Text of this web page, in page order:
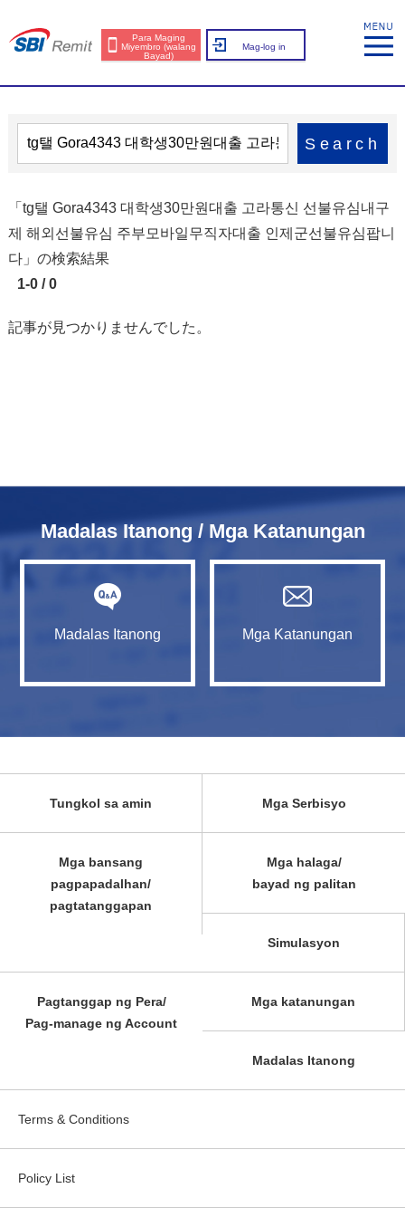
Para Maging
Miyembro (walang
Bayad)
Mag-log in
Search
「tg탤 Gora4343 대학생30만원대출 고라통신 선불유심내구
제 해외선불유심 주부모바일무직자대출 인제군선불유심팝니
다」の検索結果
1-0 / 0
記事が見つかりませんでした。
Madalas Itanong / Mga Katanungan
Madalas Itanong Mga Katanungan
Tungkol sa amin Mga Serbisyo
Mga bansang
pagpapadalhan/
pagtatanggapan
Mga halaga/
bayad ng palitan
Simulasyon
Pagtanggap ng Pera/
Pag-manage ng Account
Mga katanungan
Madalas Itanong
Terms & Conditions
Policy List